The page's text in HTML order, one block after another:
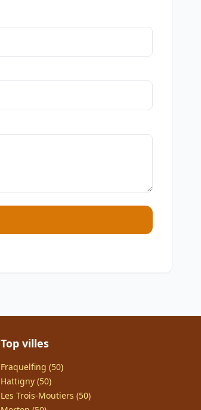
Top villes
Fraquelfing (50)
Hattigny (50)
Les Trois-Moutiers (50)